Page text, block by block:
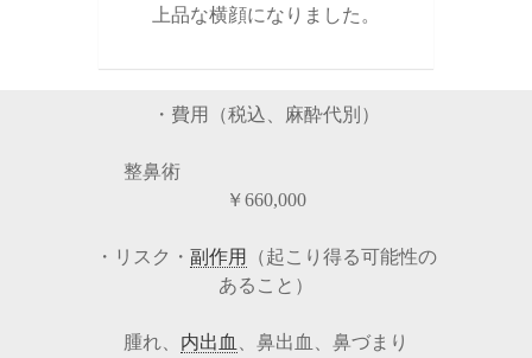
上品な横顔になりました。
・費用（税込、麻酔代別）
整鼻術
￥660,000
・リスク・ 副作用
（起こり得る可能性の
あること）
腫れ、 内出血
、鼻出血、鼻づまり